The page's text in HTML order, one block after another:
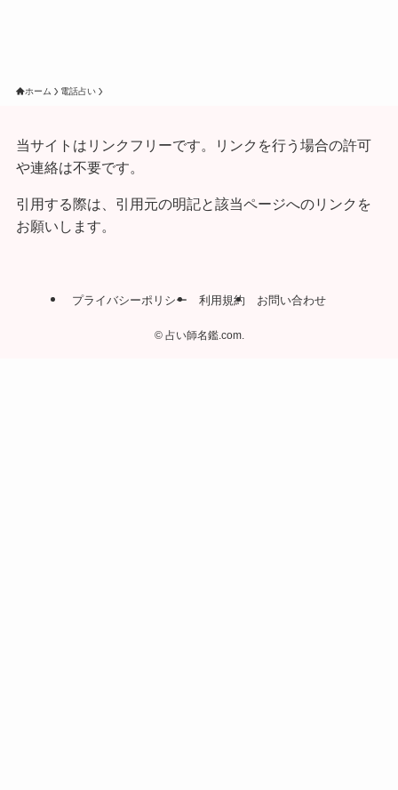
ホーム 電話占い
当サイトはリンクフリーです。リンクを行う場合の許可
や連絡は不要です。
引用する際は、引用元の明記と該当ページへのリンクを
お願いします。
プライバシーポリシー 利用規約 お問い合わせ
©占い師名鑑.com.